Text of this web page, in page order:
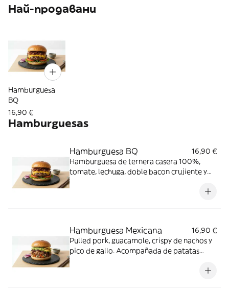
Най-продавани
Hamburguesa
BQ
16,90 €
Hamburguesas
Hamburguesa BQ
16,90 €
Hamburguesa de ternera casera 100%,
tomate, lechuga, doble bacon crujiente y
Hamburguesa Mexicana
16,90 €
Pulled pork, guacamole, crispy de nachos y
pico de gallo. Acompañada de patatas